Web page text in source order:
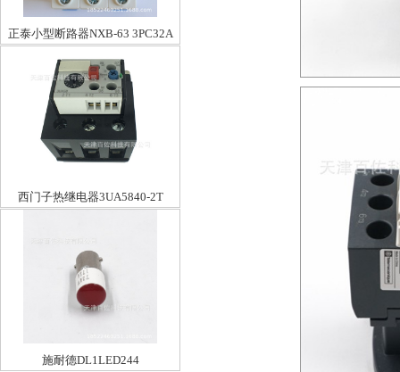
正泰小型断路器NXB-63 3PC32A
西门子热继电器3UA5840-2T
施耐德DL1LED244